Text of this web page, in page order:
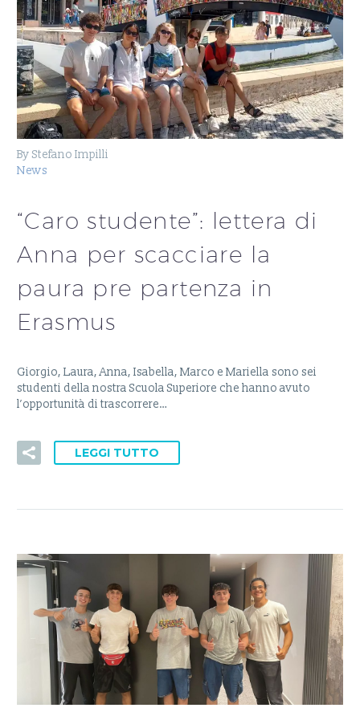
By Stefano Impilli
News
“Caro studente”: lettera di
Anna per scacciare la
paura pre partenza in
Erasmus
Giorgio, Laura, Anna, Isabella, Marco e Mariella sono sei
studenti della nostra Scuola Superiore che hanno avuto
l’opportunità di trascorrere…
LEGGI TUTTO